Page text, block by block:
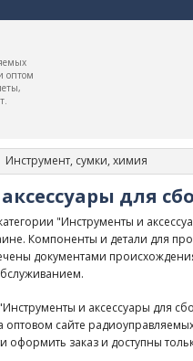
оптом
Инструмент, сумки, химия
для
"Инструменты и
Компоненты и детали для
документами
и аксессуары для
оптовом сайте
оформить заказ и доступны